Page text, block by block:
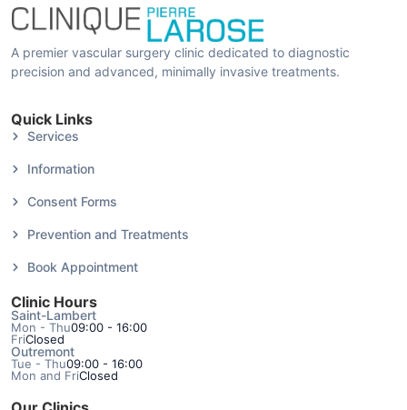
A premier vascular surgery clinic dedicated to diagnostic
precision and advanced, minimally invasive treatments.
Quick Links
Services
Information
Consent Forms
Prevention and Treatments
Book Appointment
Clinic Hours
Saint-Lambert
Mon - Thu09:00 - 16:00
FriClosed
Outremont
Tue - Thu09:00 - 16:00
Mon and FriClosed